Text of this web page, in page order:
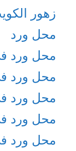
زهور
محل ورد
محل ورد
محل ورد
محل ورد
محل ورد
محل ورد